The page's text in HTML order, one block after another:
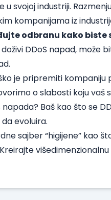
u svojoj industriji.
kompanijama iz
odbranu kako biste
DDoS napad, može
je pripremiti
o slabosti koju vaš
Baš kao što se
evoluira.
sajber “higijene” kao